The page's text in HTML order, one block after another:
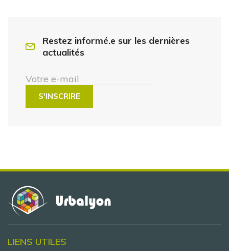
Restez informé.e sur les dernières
actualités
Votre e-mail
LIENS UTILES